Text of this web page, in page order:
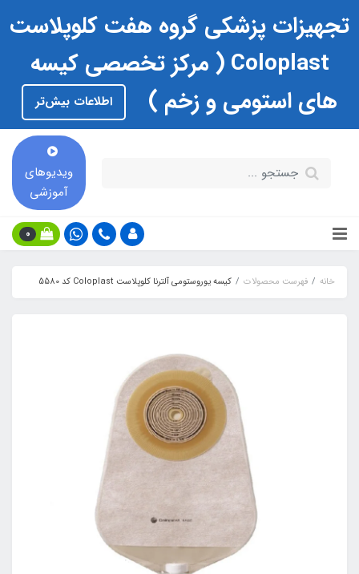
تجهیزات پزشکی گروه هفت کلوپلاست
Coloplast ( مرکز تخصصی کیسه
های استومی و زخم )
اطلاعات بیش‌تر
ویدیوهای
آموزشی
0
خانه فهرست محصولات کیسه یوروستومی آلترنا کلوپلاست Coloplast کد 5580